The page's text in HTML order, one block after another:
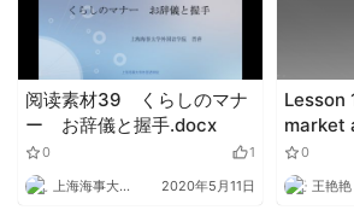
阅读素材39 くらしのマナ
ー お辞儀と握手.docx
0 1
上海海事大学外语 2020年5月11日
Lesson
market
bank.pdf
0
王艳艳